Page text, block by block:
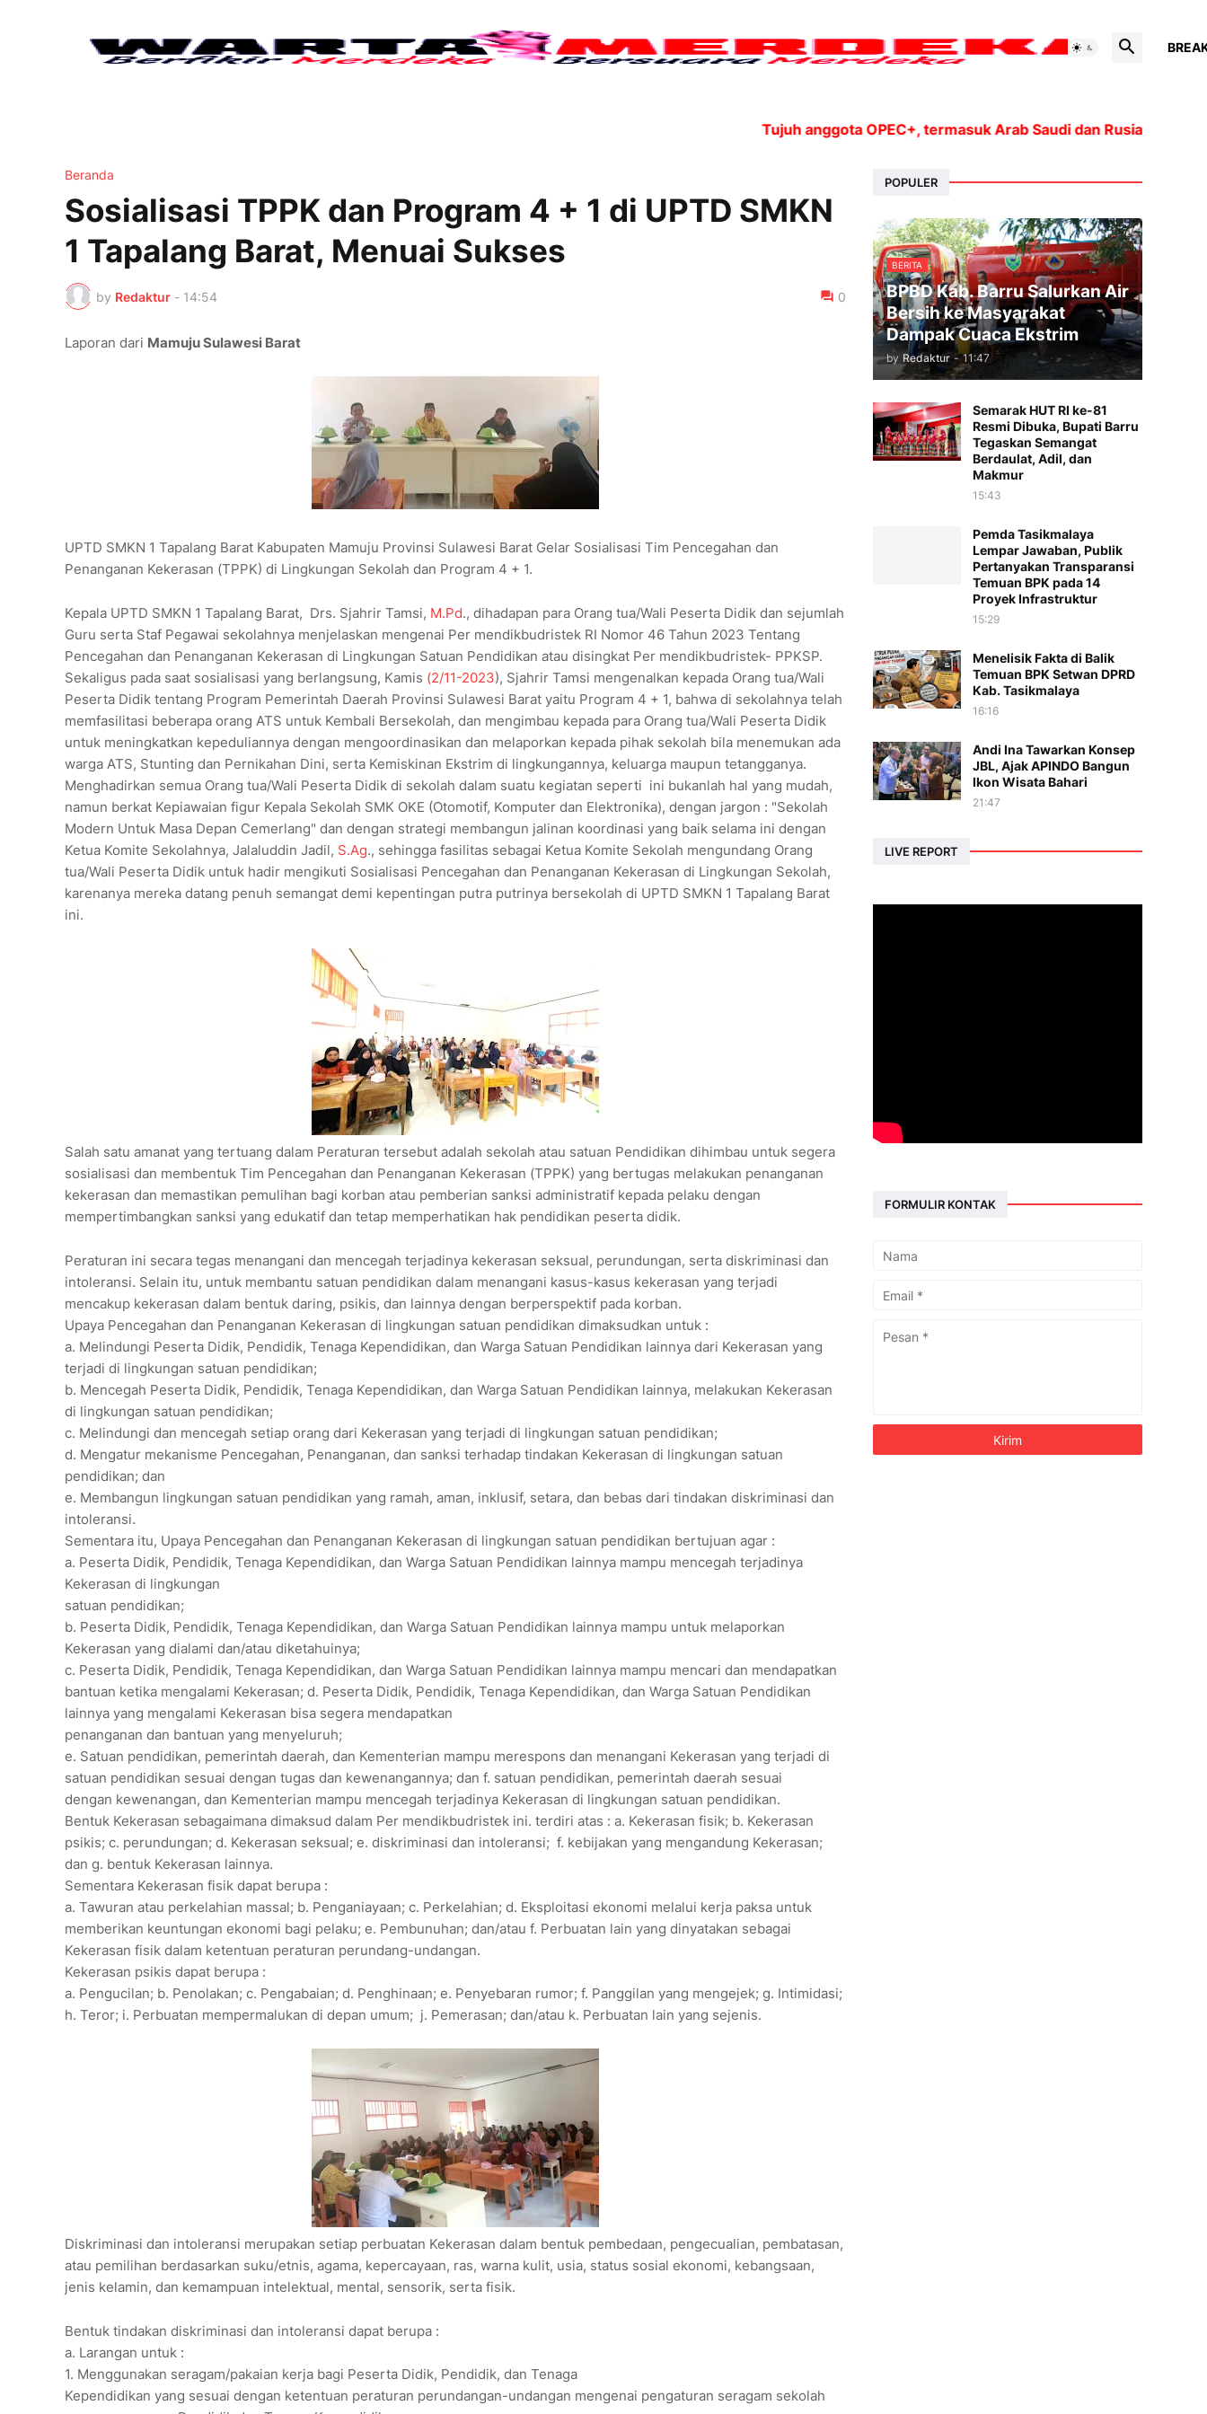
Tujuh anggota OPEC+, termasuk Arab Saudi dan Rusia, akan
Beranda
Sosialisasi TPPK dan Program 4 + 1 di UPTD SMKN
1 Tapalang Barat, Menuai Sukses
by Redaktur - 14:54 0
Laporan dari Mamuju Sulawesi Barat
UPTD SMKN 1 Tapalang Barat Kabupaten Mamuju Provinsi Sulawesi Barat Gelar Sosialisasi Tim Pencegahan dan
Penanganan Kekerasan (TPPK) di Lingkungan Sekolah dan Program 4 + 1.
Kepala UPTD SMKN 1 Tapalang Barat, Drs. Sjahrir Tamsi, M.Pd., dihadapan para Orang tua/Wali Peserta Didik dan sejumlah
Guru serta Staf Pegawai sekolahnya menjelaskan mengenai Per mendikbudristek RI Nomor 46 Tahun 2023 Tentang
Pencegahan dan Penanganan Kekerasan di Lingkungan Satuan Pendidikan atau disingkat Per mendikbudristek- PPKSP.
Sekaligus pada saat sosialisasi yang berlangsung, Kamis (2/11-2023), Sjahrir Tamsi mengenalkan kepada Orang tua/Wali
Peserta Didik tentang Program Pemerintah Daerah Provinsi Sulawesi Barat yaitu Program 4 + 1, bahwa di sekolahnya telah
memfasilitasi beberapa orang ATS untuk Kembali Bersekolah, dan mengimbau kepada para Orang tua/Wali Peserta Didik
untuk meningkatkan kepeduliannya dengan mengoordinasikan dan melaporkan kepada pihak sekolah bila menemukan ada
warga ATS, Stunting dan Pernikahan Dini, serta Kemiskinan Ekstrim di lingkungannya, keluarga maupun tetangganya.
Menghadirkan semua Orang tua/Wali Peserta Didik di sekolah dalam suatu kegiatan seperti ini bukanlah hal yang mudah,
namun berkat Kepiawaian figur Kepala Sekolah SMK OKE (Otomotif, Komputer dan Elektronika), dengan jargon : "Sekolah
Modern Untuk Masa Depan Cemerlang" dan dengan strategi membangun jalinan koordinasi yang baik selama ini dengan
Ketua Komite Sekolahnya, Jalaluddin Jadil, S.Ag., sehingga fasilitas sebagai Ketua Komite Sekolah mengundang Orang
tua/Wali Peserta Didik untuk hadir mengikuti Sosialisasi Pencegahan dan Penanganan Kekerasan di Lingkungan Sekolah,
karenanya mereka datang penuh semangat demi kepentingan putra putrinya bersekolah di UPTD SMKN 1 Tapalang Barat
ini.
Salah satu amanat yang tertuang dalam Peraturan tersebut adalah sekolah atau satuan Pendidikan dihimbau untuk segera
sosialisasi dan membentuk Tim Pencegahan dan Penanganan Kekerasan (TPPK) yang bertugas melakukan penanganan
kekerasan dan memastikan pemulihan bagi korban atau pemberian sanksi administratif kepada pelaku dengan
mempertimbangkan sanksi yang edukatif dan tetap memperhatikan hak pendidikan peserta didik.
Peraturan ini secara tegas menangani dan mencegah terjadinya kekerasan seksual, perundungan, serta diskriminasi dan
intoleransi. Selain itu, untuk membantu satuan pendidikan dalam menangani kasus-kasus kekerasan yang terjadi
mencakup kekerasan dalam bentuk daring, psikis, dan lainnya dengan berperspektif pada korban.
Upaya Pencegahan dan Penanganan Kekerasan di lingkungan satuan pendidikan dimaksudkan untuk :
a. Melindungi Peserta Didik, Pendidik, Tenaga Kependidikan, dan Warga Satuan Pendidikan lainnya dari Kekerasan yang
terjadi di lingkungan satuan pendidikan;
b. Mencegah Peserta Didik, Pendidik, Tenaga Kependidikan, dan Warga Satuan Pendidikan lainnya, melakukan Kekerasan
di lingkungan satuan pendidikan;
c. Melindungi dan mencegah setiap orang dari Kekerasan yang terjadi di lingkungan satuan pendidikan;
d. Mengatur mekanisme Pencegahan, Penanganan, dan sanksi terhadap tindakan Kekerasan di lingkungan satuan
pendidikan; dan
e. Membangun lingkungan satuan pendidikan yang ramah, aman, inklusif, setara, dan bebas dari tindakan diskriminasi dan
intoleransi.
Sementara itu, Upaya Pencegahan dan Penanganan Kekerasan di lingkungan satuan pendidikan bertujuan agar :
a. Peserta Didik, Pendidik, Tenaga Kependidikan, dan Warga Satuan Pendidikan lainnya mampu mencegah terjadinya
Kekerasan di lingkungan
satuan pendidikan;
b. Peserta Didik, Pendidik, Tenaga Kependidikan, dan Warga Satuan Pendidikan lainnya mampu untuk melaporkan
Kekerasan yang dialami dan/atau diketahuinya;
c. Peserta Didik, Pendidik, Tenaga Kependidikan, dan Warga Satuan Pendidikan lainnya mampu mencari dan mendapatkan
bantuan ketika mengalami Kekerasan; d. Peserta Didik, Pendidik, Tenaga Kependidikan, dan Warga Satuan Pendidikan
lainnya yang mengalami Kekerasan bisa segera mendapatkan
penanganan dan bantuan yang menyeluruh;
e. Satuan pendidikan, pemerintah daerah, dan Kementerian mampu merespons dan menangani Kekerasan yang terjadi di
satuan pendidikan sesuai dengan tugas dan kewenangannya; dan f. satuan pendidikan, pemerintah daerah sesuai
dengan kewenangan, dan Kementerian mampu mencegah terjadinya Kekerasan di lingkungan satuan pendidikan.
Bentuk Kekerasan sebagaimana dimaksud dalam Per mendikbudristek ini. terdiri atas : a. Kekerasan fisik; b. Kekerasan
psikis; c. perundungan; d. Kekerasan seksual; e. diskriminasi dan intoleransi; f. kebijakan yang mengandung Kekerasan;
dan g. bentuk Kekerasan lainnya.
Sementara Kekerasan fisik dapat berupa :
a. Tawuran atau perkelahian massal; b. Penganiayaan; c. Perkelahian; d. Eksploitasi ekonomi melalui kerja paksa untuk
memberikan keuntungan ekonomi bagi pelaku; e. Pembunuhan; dan/atau f. Perbuatan lain yang dinyatakan sebagai
Kekerasan fisik dalam ketentuan peraturan perundang-undangan.
Kekerasan psikis dapat berupa :
a. Pengucilan; b. Penolakan; c. Pengabaian; d. Penghinaan; e. Penyebaran rumor; f. Panggilan yang mengejek; g. Intimidasi;
h. Teror; i. Perbuatan mempermalukan di depan umum; j. Pemerasan; dan/atau k. Perbuatan lain yang sejenis.
Diskriminasi dan intoleransi merupakan setiap perbuatan Kekerasan dalam bentuk pembedaan, pengecualian, pembatasan,
atau pemilihan berdasarkan suku/etnis, agama, kepercayaan, ras, warna kulit, usia, status sosial ekonomi, kebangsaan,
jenis kelamin, dan kemampuan intelektual, mental, sensorik, serta fisik.
Bentuk tindakan diskriminasi dan intoleransi dapat berupa :
a. Larangan untuk :
1. Menggunakan seragam/pakaian kerja bagi Peserta Didik, Pendidik, dan Tenaga
Kependidikan yang sesuai dengan ketentuan peraturan perundangan-undangan mengenai pengaturan seragam sekolah
POPULER
BERITA
BPBD Kab. Barru Salurkan Air
Bersih ke Masyarakat
Dampak Cuaca Ekstrim
by Redaktur - 11:47
Semarak HUT RI ke-81
Resmi Dibuka, Bupati Barru
Tegaskan Semangat
Berdaulat, Adil, dan
Makmur
15:43
Pemda Tasikmalaya
Lempar Jawaban, Publik
Pertanyakan Transparansi
Temuan BPK pada 14
Proyek Infrastruktur
15:29
Menelisik Fakta di Balik
Temuan BPK Setwan DPRD
Kab. Tasikmalaya
16:16
Andi Ina Tawarkan Konsep
JBL, Ajak APINDO Bangun
Ikon Wisata Bahari
21:47
LIVE REPORT
FORMULIR KONTAK